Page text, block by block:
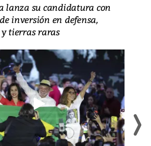
lanza su candidatura con
inversión en defensa,
tierras raras